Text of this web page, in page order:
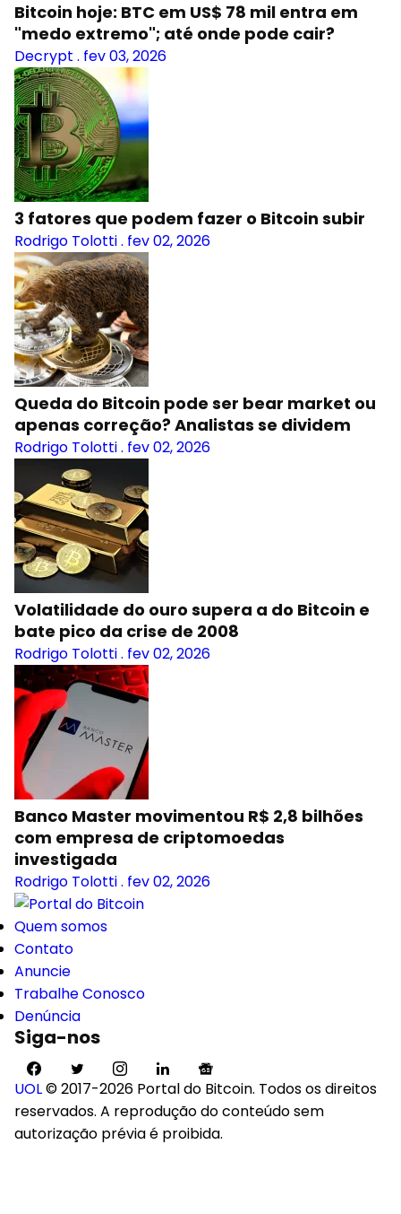
Bitcoin hoje: BTC em US$ 78 mil entra em
"medo extremo"; até onde pode cair?
Decrypt . fev 03, 2026
3 fatores que podem fazer o Bitcoin subir
Rodrigo Tolotti. fev 02, 2026
Queda do Bitcoin pode ser bear market ou
apenas correção? Analistas se dividem
Rodrigo Tolotti. fev 02, 2026
Volatilidade do ouro supera a do Bitcoin e
bate pico da crise de 2008
Rodrigo Tolotti. fev 02, 2026
Banco Master movimentou R$ 2,8 bilhões
com empresa de criptomoedas
investigada
Rodrigo Tolotti. fev 02, 2026
Quem somos
Contato
Anuncie
Trabalhe Conosco
Denúncia
Siga-nos
UOL© 2017-2026 Portal do Bitcoin. Todos os direitos
reservados. A reprodução do conteúdo sem
autorização prévia é proibida.